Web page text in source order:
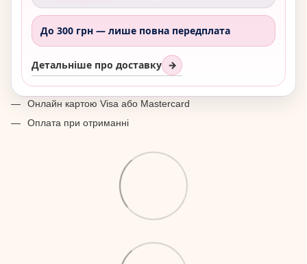
До 300 грн — лише повна передплата
Детальніше про доставку →
Онлайн картою Visa або Mastercard
Оплата при отриманні